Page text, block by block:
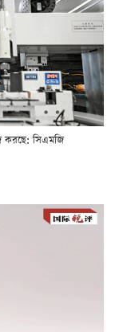
করছে: সিএমজি